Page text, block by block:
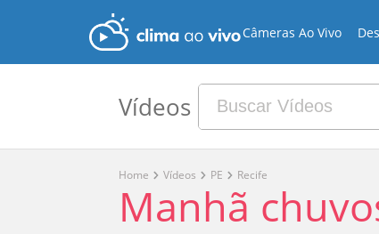
Câmeras Ao Vivo
Vídeos
Home Vídeos PE Recife
Manhã